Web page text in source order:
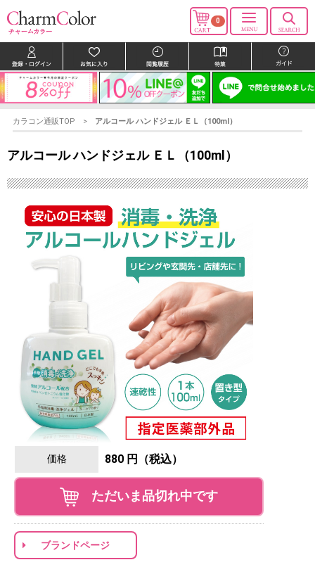
0
カラコン通販TOP アルコール ハンドジェル ＥＬ（100ml）
アルコール ハンドジェル ＥＬ（100ml）
価格 880 円（税込）
ただいま品切れ中です
ブランドページ